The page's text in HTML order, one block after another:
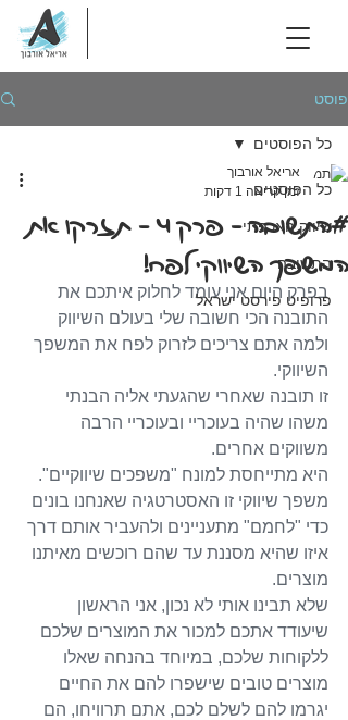
פוסט
כל הפוסטים
שיווק האכפתי
התשובה
פרופיט פירסט ישראל
כל הפוסטים
#התשובה - פרק 4 - תזרקו את
המשפך השיווקי לפח!
אריאל אורבוך
זמן קריאה 1 דקות
בפרק היום אני עומד לחלוק איתכם את
התובנה הכי חשובה שלי בעולם השיווק
ולמה אתם צריכים לזרוק לפח את המשפך
השיווקי.
זו תובנה שאחרי שהגעתי אליה הבנתי
משהו שהיה בעוכריי ובעוכריי הרבה
משווקים אחרים.
היא מתייחסת למונח "משפכים שיווקיים".
משפך שיווקי זו האסטרטגיה שאנחנו בונים
כדי "לחמם" מתעניינים ולהעביר אותם דרך
איזו שהיא מסננת עד שהם רוכשים מאיתנו
מוצרים.
שלא תבינו אותי לא נכון, אני הראשון
שיעודד אתכם למכור את המוצרים שלכם
ללקוחות שלכם, במיוחד בהנחה שאלו
מוצרים טובים שישפרו להם את החיים
יגרמו להם לשלם לכם, אתם תרוויחו, הם